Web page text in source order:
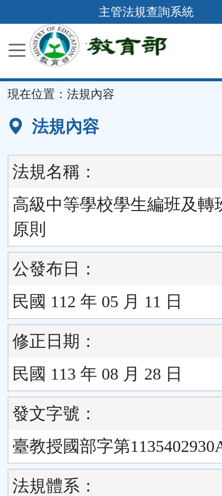
到
要
容
區
主管法規查詢系統
現在位置： 法規內容
法規內容
法規名稱：
高級中等學校學生編班及轉
原則
公發布日：
民國 112 年 05 月 11 日
修正日期：
民國 113 年 08 月 28 日
發文字號：
臺教授國部字第
法規體系：